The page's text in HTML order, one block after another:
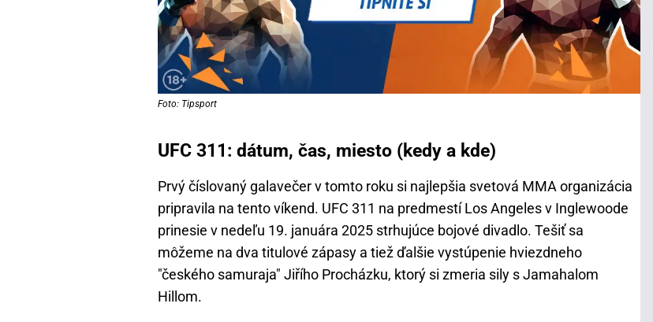
Foto: Tipsport
UFC 311: dátum, čas, miesto (kedy a kde)
Prvý číslovaný galavečer v tomto roku si najlepšia svetová MMA organizácia
pripravila na tento víkend. UFC 311 na predmestí Los Angeles v Inglewoode
prinesie v nedeľu 19. januára 2025 strhujúce bojové divadlo. Tešiť sa
môžeme na dva titulové zápasy a tiež ďalšie vystúpenie hviezdneho
"českého samuraja" Jiřího Procházku, ktorý si zmeria sily s Jamahalom
Hillom.